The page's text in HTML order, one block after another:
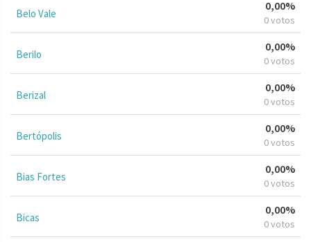
Belo Vale
0,00%
0 votos
Berilo
0,00%
0 votos
Berizal
0,00%
0 votos
Bertópolis
0,00%
0 votos
Bias Fortes
0,00%
0 votos
Bicas
0,00%
0 votos